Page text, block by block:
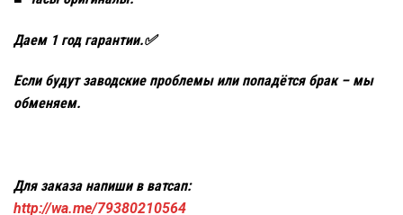
Даем 1 год гарантии.✅
Если будут заводские проблемы или попадётся брак – мы
обменяем.
Для заказа напиши в ватсап:
http://wa.me/79380210564